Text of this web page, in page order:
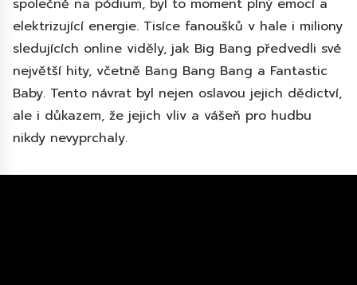
společně na pódium, byl to moment plný emocí a
elektrizující energie. Tisíce fanoušků v hale i miliony
sledujících online viděly, jak Big Bang předvedli své
největší hity, včetně Bang Bang Bang a Fantastic
Baby. Tento návrat byl nejen oslavou jejich dědictví,
ale i důkazem, že jejich vliv a vášeň pro hudbu
nikdy nevyprchaly.